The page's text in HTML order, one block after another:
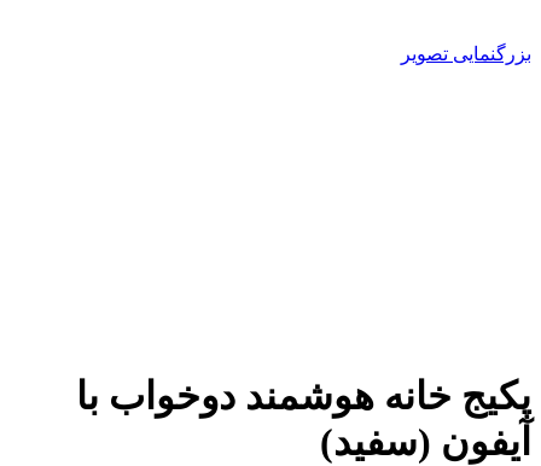
بزرگنمایی تصویر
پکیج خانه هوشمند دوخواب با
آیفون (سفید)